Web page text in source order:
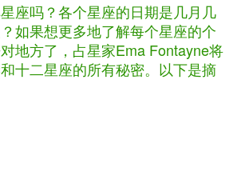
座吗？各个星座的日期是几月几
如果想更多地了解每个星座的个
地方了，占星家Ema Fontayne将
十二星座的所有秘密。以下是摘